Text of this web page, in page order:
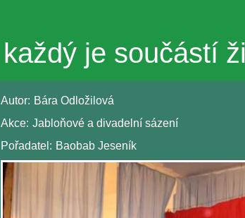
každý je součástí
Autor: Bára Odložilová
Akce: Jabloňové a divadelní sázení
Pořadatel: Baobab Jeseník